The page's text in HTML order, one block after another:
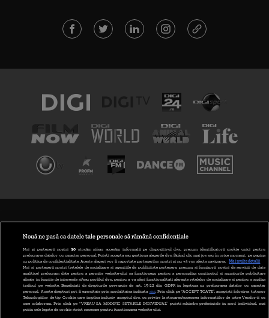
ABONARE DIGI TV
GESTIONAȚI PREFERINȚELE
CODUL DIGI24
CAMERE WEB
Nouă ne pasă ca datele tale personale să rămână confidențiale
Noi și partenerii noștri 30stocăm și/sau accesăm informații pe dispozitivul dvs., precum identificatorii cookie unici pentru
prelucrarea datelor cu caracter personal. Puteți accepta sau gestiona alegerile dvs. făcând clic mai jos sau în orice moment, pe pagina
cu politica de confidențialitate. Aceste alegeri vor fi raportate partenerilor noștri și nu vă vor afecta navigarea.
Mai multe detalii
Noi si partenerii nostri (retelele de socializare si agentiile de publicitate partenere, precum si furnizorii nostri de servicii de date
analitice) prelucram date pentru a permite website-ului sa functioneze, pentru a personaliza continutul si anunturile publicitare
afisate in functie de interesele si/sau profilul dvs., pentru a va oferi functionalitati aferente retelelor de socializare si pentru a analiza
traficul pe website. Beneficiati de drepturile prevazute de art. 15-22 din GDPR in legatura cu prelucrarea datelor cu caracter
personal. Aceste drepturi pot fi exercitate prin modalitatea indicata aici. Prin click pe “ACCEPT TOATE”, acceptati folosirea tuturor
Tehnologiilor de tip Cookie, care implica inclusiv acceptul dvs. cu privire la stocarea/accesarea informatiilor de catre Vendor-ii cu
care colaboram. Prin click pe “VREAU SA MODIFIC SETARILE INDIVIDUAL” puteti schimba preferintele in mod individual, mai
putin cele legate de cookie strict necesare pentru functionarea website-ului.